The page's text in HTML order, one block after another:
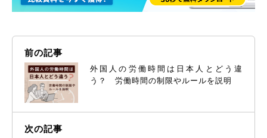
前の記事
外国人の労働時間は日本人とどう違
う？ 労働時間の制限やルールを説明
次の記事